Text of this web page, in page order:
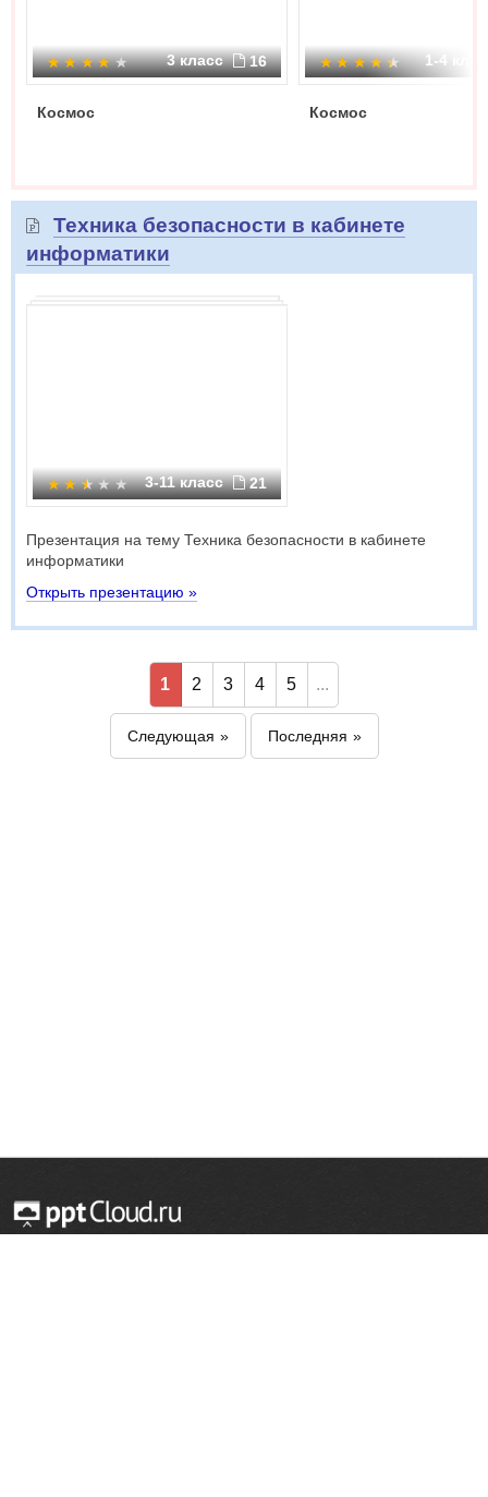
3 класс 16
Космос
1-4
Космос
Техника безопасности в кабинете
информатики
3-11 класс 21
Презентация на тему Техника безопасности в кабинете
информатики
Открыть презентацию »
1 2 3 4 5 ...
Следующая Последняя